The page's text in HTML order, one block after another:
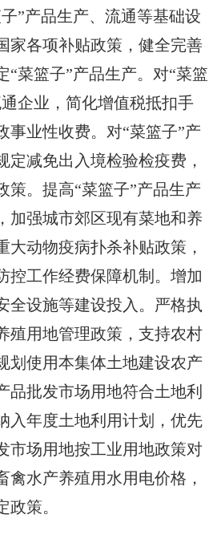
”产品生产、流通等基础设
家各项补贴政策，健全完善
“菜篮子”产品生产。对“菜篮
企业，简化增值税抵扣手
事业性收费。对“菜篮子”产
定减免出入境检验检疫费，
策。提高“菜篮子”产品生产
加强城市郊区现有菜地和养
大动物疫病扑杀补贴政策，
控工作经费保障机制。增加
全设施等建设投入。严格执
殖用地管理政策，支持农村
划使用本集体土地建设农产
品批发市场用地符合土地利
入年度土地利用计划，优先
市场用地按工业用地政策对
禽水产养殖用水用电价格，
策。